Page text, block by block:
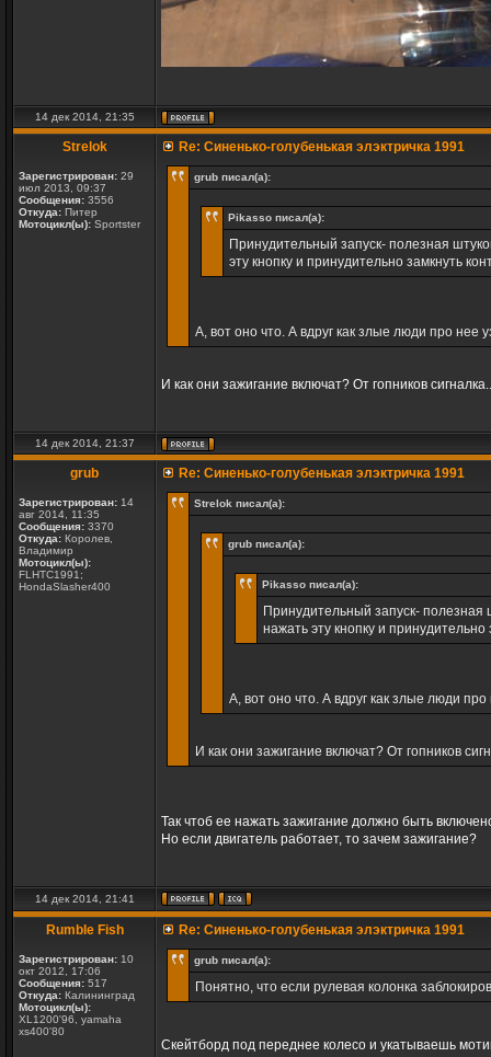
14 дек 2014, 21:35
Strelok
Зарегистрирован: 29
июл 2013, 09:37
Сообщения: 3556
Откуда: Питер
Мотоцикл(ы): Sportster
Re: Синенько-голубенькая элэктричка 1991
grub писал(а):
Pikasso писал(а):
Принудительный запуск- полезная
эту кнопку и принудительно замкнуть
А, вот оно что. А вдруг как злые люди про
И как они зажигание включат? От гопников
14 дек 2014, 21:37
grub
Зарегистрирован: 14
авг 2014, 11:35
Сообщения: 3370
Откуда: Королев,
Владимир
Мотоцикл(ы):
FLHTC1991;
HondaSlasher400
Re: Синенько-голубенькая элэктричка 1991
Strelok писал(а):
grub писал(а):
Pikasso писал(а):
Принудительный запуск- полезная
нажать эту кнопку и
А, вот оно что. А вдруг как злые люди
И как они зажигание включат? От гопников
Так чтоб ее нажать зажигание должно быть
Но если двигатель работает, то зачем зажигание?
14 дек 2014, 21:41
Rumble Fish
Зарегистрирован: 10
окт 2012, 17:06
Сообщения: 517
Откуда: Калининград
Мотоцикл(ы):
XL1200'96, yamaha
xs400'80
Re: Синенько-голубенькая элэктричка 1991
grub писал(а):
Понятно, что если рулевая колонка
Скейтборд под переднее колесо и укатываешь